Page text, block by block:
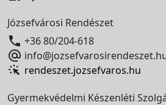
Józsefvárosi Rendészet
 +36 80/204-618

rendeszet.jozsefvaros.hu
Gyermekvédelmi Készenléti